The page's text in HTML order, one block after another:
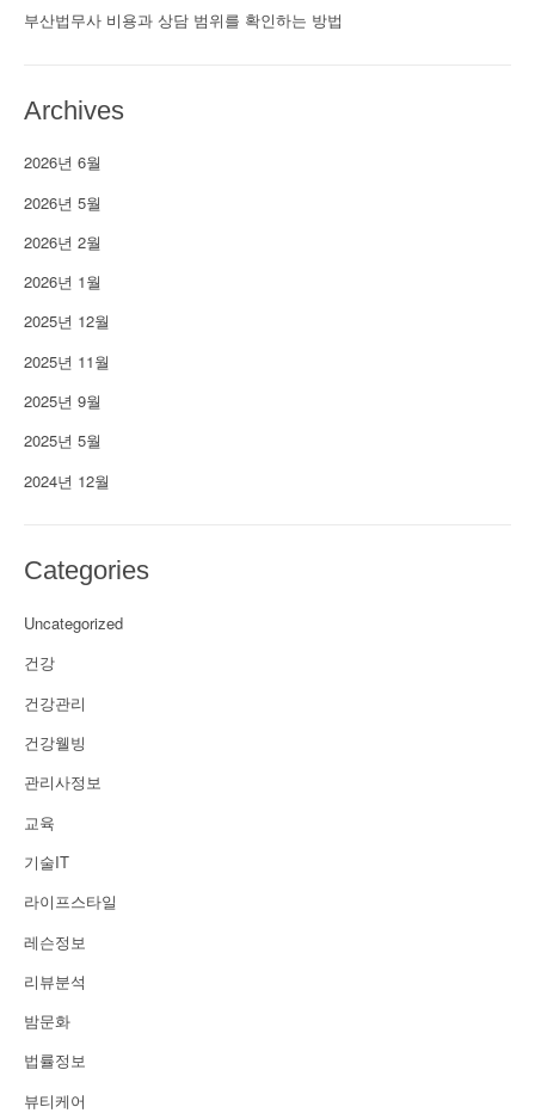
부산법무사 비용과 상담 범위를 확인하는 방법
Archives
2026년 6월
2026년 5월
2026년 2월
2026년 1월
2025년 12월
2025년 11월
2025년 9월
2025년 5월
2024년 12월
Categories
Uncategorized
건강
건강관리
건강웰빙
관리사정보
교육
기술IT
라이프스타일
레슨정보
리뷰분석
밤문화
법률정보
뷰티케어